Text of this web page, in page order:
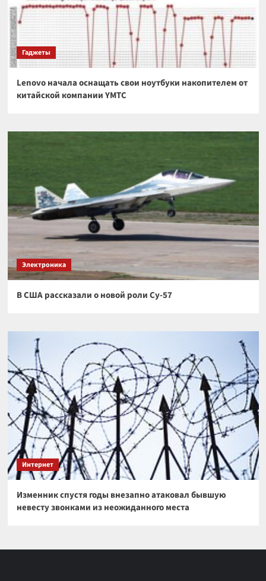
Гаджеты
Lenovo начала оснащать свои ноутбуки накопителем от
китайской компании YMTC
Электроника
В США рассказали о новой роли Су-57
Интернет
Изменник спустя годы внезапно атаковал бывшую
невесту звонками из неожиданного места